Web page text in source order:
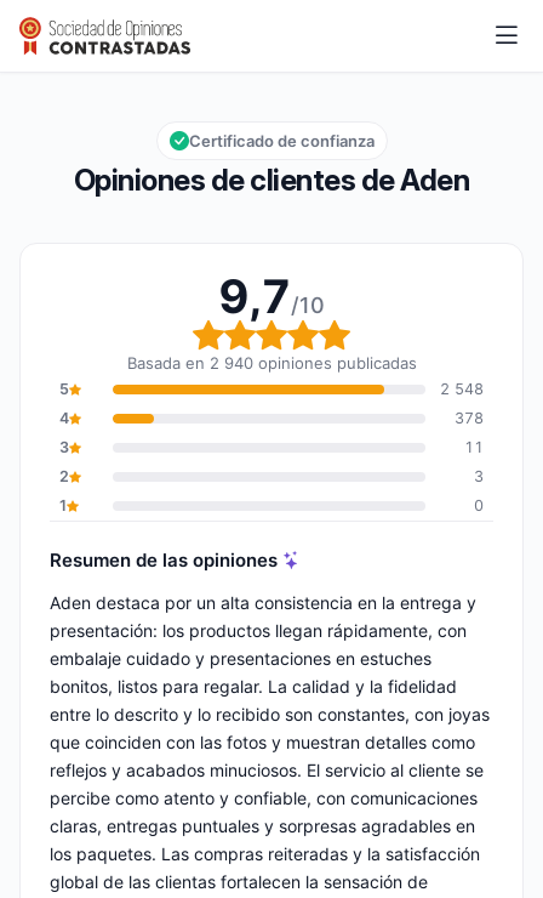
Aden
Calificación global: 9,7 de 10
9,7/10
Opiniones de clientes de Aden
Certificado de confianza
9,7/10
Calificación global: 9,7
Basada en 2 940 opiniones publicadas
5
2 548
4
378
3
11
2
3
1
0
Resumen de las opiniones
Aden destaca por un alta consistencia en la entrega y
presentación: los productos llegan rápidamente, con
embalaje cuidado y presentaciones en estuches
bonitos, listos para regalar. La calidad y la fidelidad
entre lo descrito y lo recibido son constantes, con joyas
que coinciden con las fotos y muestran detalles como
reflejos y acabados minuciosos. El servicio al cliente se
percibe como atento y confiable, con comunicaciones
claras, entregas puntuales y sorpresas agradables en
los paquetes. Las compras reiteradas y la satisfacción
global de las clientas fortalecen la sensación de